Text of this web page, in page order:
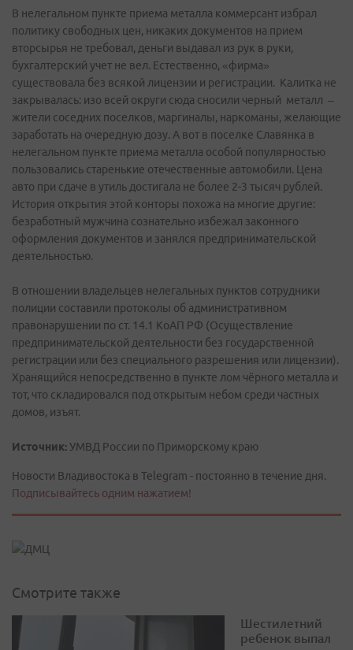
В нелегальном пункте приема металла коммерсант избрал
политику свободных цен, никаких документов на прием
вторсырья не требовал, деньги выдавал из рук в руки,
бухгалтерский учет не вел. Естественно, «фирма»
существовала без всякой лицензии и регистрации. Калитка не
закрывалась: изо всей округи сюда сносили черный металл –
жители соседних поселков, маргиналы, наркоманы, желающие
заработать на очередную дозу. А вот в поселке Славянка в
нелегальном пункте приема металла особой популярностью
пользовались старенькие отечественные автомобили. Цена
авто при сдаче в утиль достигала не более 2-3 тысяч рублей.
История открытия этой конторы похожа на многие другие:
безработный мужчина сознательно избежал законного
оформления документов и занялся предпринимательской
деятельностью.
В отношении владельцев нелегальных пунктов сотрудники
полиции составили протоколы об административном
правонарушении по ст. 14.1 КоАП РФ (Осуществление
предпринимательской деятельности без государственной
регистрации или без специального разрешения или лицензии).
Хранящийся непосредственно в пункте лом чёрного металла и
тот, что складировался под открытым небом среди частных
домов, изъят.
Источник: УМВД России по Приморскому краю
Новости Владивостока в Telegram - постоянно в течение дня.
Подписывайтесь одним нажатием!
Смотрите также
Шестилетний
ребенок выпал